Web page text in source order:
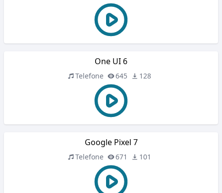
One UI 6
Telefone 645 128
Google Pixel 7
Telefone 671 101